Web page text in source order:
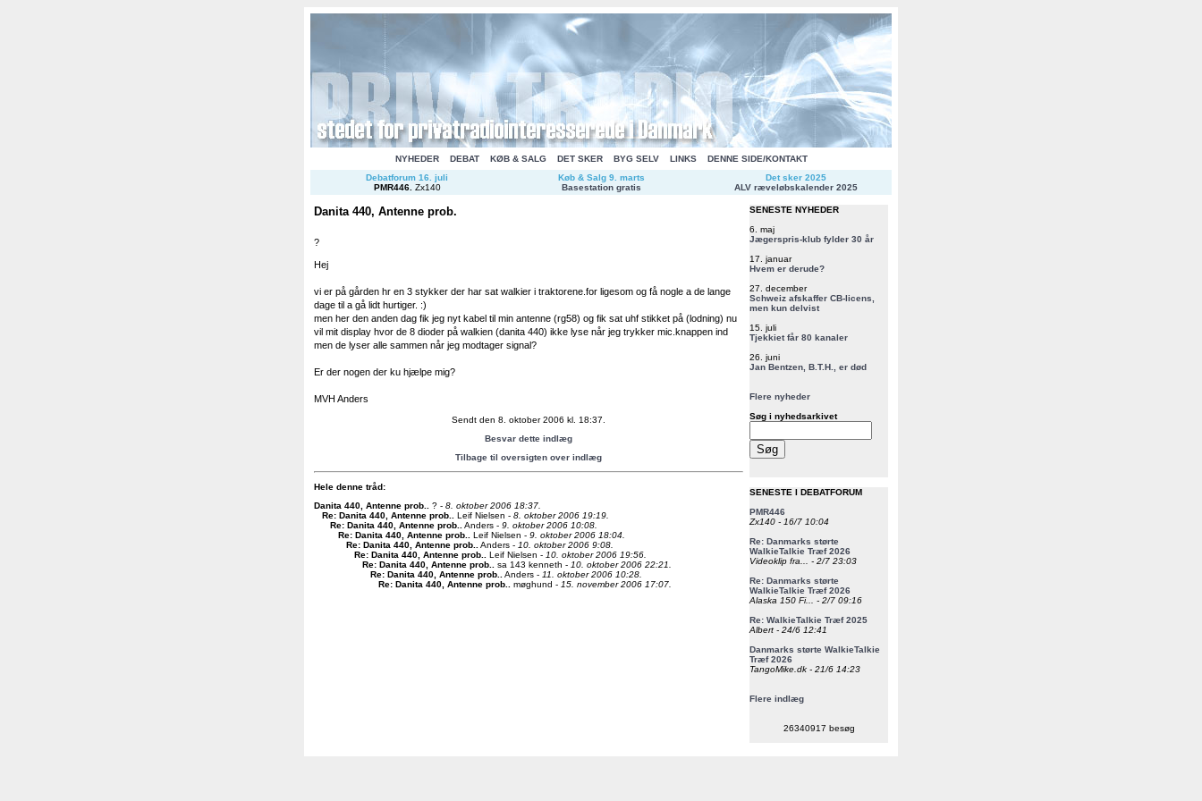
NYHEDER DEBAT KØB & SALG DET SKER BYG SELV LINKS
DENNE SIDE/KONTAKT
Debatforum 16. juli
PMR446. Zx140
Køb & Salg 9. marts
Basestation gratis
Det sker 2025
ALV ræveløbskalender 2025
Danita 440, Antenne prob.
?
Hej
vi er på gården hr en 3 stykker der har sat walkier i traktorene.for ligesom og få nogle a de lange
dage til a gå lidt hurtiger. :)
men her den anden dag fik jeg nyt kabel til min antenne (rg58) og fik sat uhf stikket på (lodning) nu
vil mit display hvor de 8 dioder på walkien (danita 440) ikke lyse når jeg trykker mic.knappen ind
men de lyser alle sammen når jeg modtager signal?
Er der nogen der ku hjælpe mig?
MVH Anders
Sendt den 8. oktober 2006 kl. 18:37.
Besvar dette indlæg
Tilbage til oversigten over indlæg
Hele denne tråd:
Danita 440, Antenne prob.
? - 8. oktober 2006 18:37.
Re: Danita 440, Antenne prob.
Leif Nielsen - 8. oktober 2006 19:19.
Re: Danita 440, Antenne prob.
Anders - 9. oktober 2006 10:08.
Re: Danita 440, Antenne prob.
Leif Nielsen - 9. oktober 2006 18:04.
Re: Danita 440, Antenne prob.
Anders - 10. oktober 2006 9:08.
Re: Danita 440, Antenne prob.
Leif Nielsen - 10. oktober 2006 19:56.
Re: Danita 440, Antenne prob.
sa 143 kenneth - 10. oktober 2006 22:21.
Re: Danita 440, Antenne prob.
Anders - 11. oktober 2006 10:28.
Re: Danita 440, Antenne prob.
møghund - 15. november 2006 17:07.
SENESTE NYHEDER
6. maj
Jægerspris-klub fylder 30 år
17. januar
Hvem er derude?
27. december
Schweiz afskaffer CB-licens,
men kun delvist
15. juli
Tjekkiet får 80 kanaler
26. juni
Jan Bentzen, B.T.H., er død
Flere nyheder
Søg i nyhedsarkivet
SENESTE I DEBATFORUM
PMR446
Zx140 - 16/7 10:04
Re: Danmarks størte
WalkieTalkie Træf 2026
Videoklip fra... - 2/7 23:03
Re: Danmarks størte
WalkieTalkie Træf 2026
Alaska 150 Fi... - 2/7 09:16
Re: WalkieTalkie Træf 2025
Albert - 24/6 12:41
Danmarks størte WalkieTalkie
Træf 2026
TangoMike.dk - 21/6 14:23
Flere indlæg
26340917 besøg